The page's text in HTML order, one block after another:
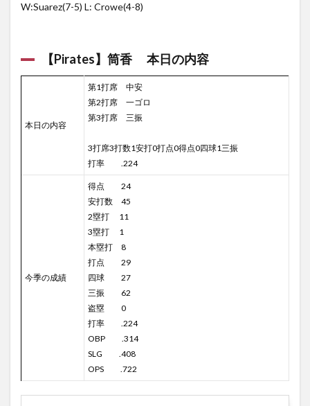
W:Suarez(7-5) L: Crowe(4-8)
【Pirates】筒香 本日の内容
本日の内容
第1打席 中安
第2打席 一ゴロ
第3打席 三振
3打席3打数1安打0打点0得点0四球1三振
打率 .224
今季の成績
得点 24
安打数 45
2塁打 11
3塁打 1
本塁打 8
打点 29
四球 27
三振 62
盗塁 0
打率 .224
OBP .314
SLG .408
OPS .722